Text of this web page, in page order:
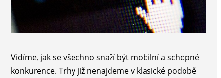
Vidíme, jak se všechno snaží být mobilní a schopné
konkurence. Trhy již nenajdeme v klasické podobě